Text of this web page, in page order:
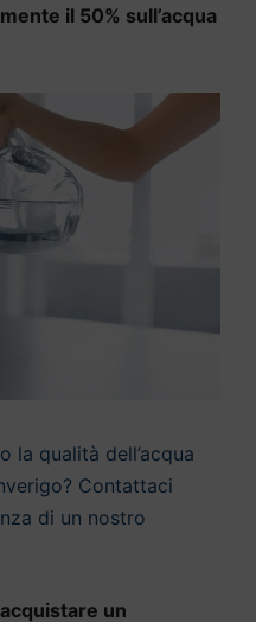
il 50% sull’acqua
la qualità dell’acqua
Contattaci
di un nostro
acquistare un